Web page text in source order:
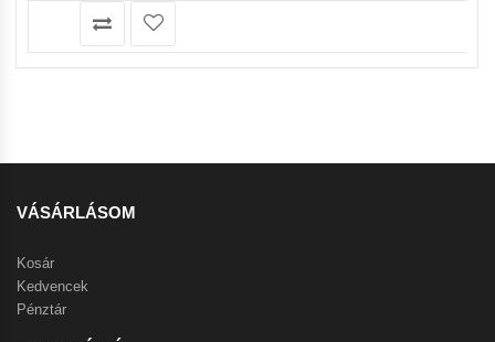
VÁSÁRLÁSOM
Kosár
Kedvencek
Pénztár